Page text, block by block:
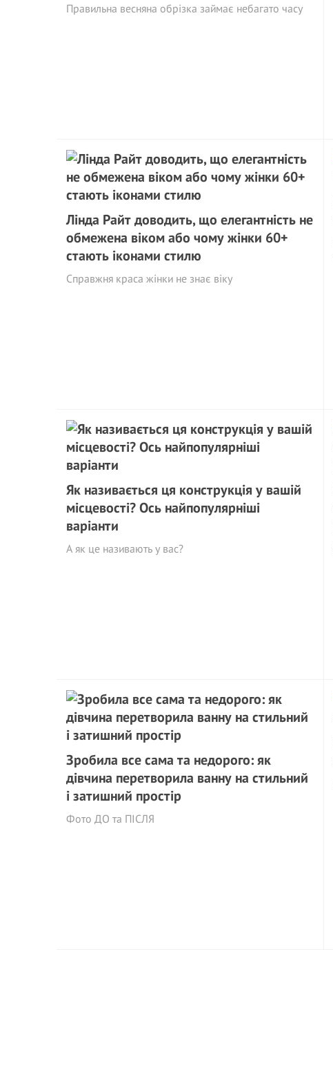
Правильна весняна обрізка займає небагато часу
Лінда Райт доводить, що елегантність не
обмежена віком або чому жінки 60+
стають iконами стилю
Справжня краса жінки не знає віку
Як називається ця конструкція у вашій
місцевості? Ось найпопулярніші
варіанти
А як це називають у вас?
Зробила все сама та недорого: як
дівчина перетворила ванну на стильний
і затишний простір
Фото ДО та ПІСЛЯ